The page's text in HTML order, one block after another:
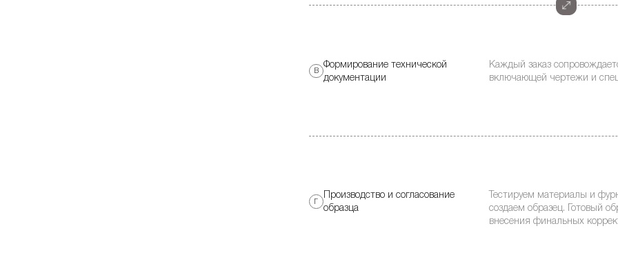
В
Формирование технической
документации
Каждый заказ
включающей чертежи и
Производство и согласование
образца
Тестируем материалы и
создаем образец. Готовый
внесения финальных